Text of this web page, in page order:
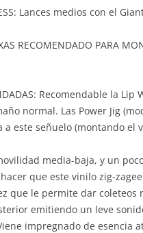
Lances medios con el
RECOMENDADO PARA
Recomendable la
normal. Las Power Jig
este señuelo (montando el
media-baja, y un
que este vinilo zig-
que le permite dar coleteos
emitiendo un leve
impregnado de esencia